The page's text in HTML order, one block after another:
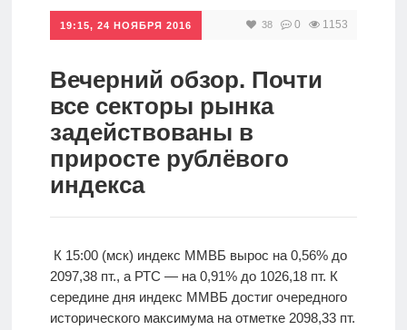
Инвестиции
Дивиденды
Волновой
анализ
19:15, 24 НОЯБРЯ 2016 38 0 1153
Вечерний обзор. Почти
все секторы рынка
задействованы в
приросте рублёвого
индекса
К 15:00 (мск) индекс ММВБ вырос на 0,56% до
2097,38 пт., а РТС — на 0,91% до 1026,18 пт. К
середине дня индекс ММВБ достиг очередного
исторического максимума на отметке 2098,33 пт.